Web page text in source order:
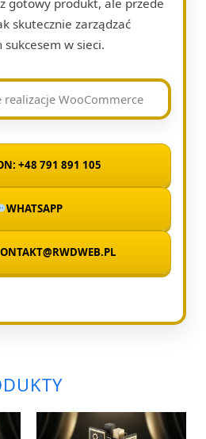
skutecznie zarządzać
sukcesem w sieci.
+48 791 891 105
WHATSAPP